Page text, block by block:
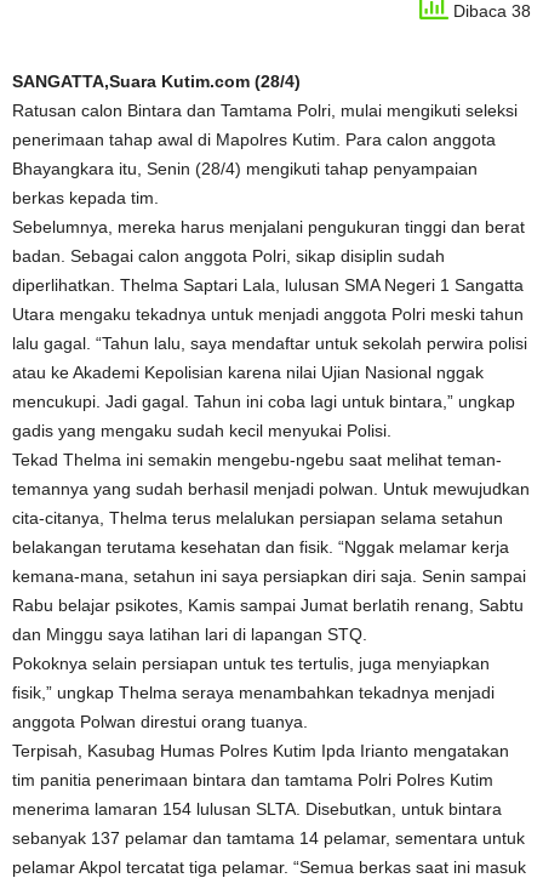
Dibaca 38
SANGATTA,Suara Kutim.com (28/4)
Ratusan calon Bintara dan Tamtama Polri, mulai mengikuti seleksi
penerimaan tahap awal di Mapolres Kutim. Para calon anggota
Bhayangkara itu, Senin (28/4) mengikuti tahap penyampaian
berkas kepada tim.
Sebelumnya, mereka harus menjalani pengukuran tinggi dan berat
badan. Sebagai calon anggota Polri, sikap disiplin sudah
diperlihatkan. Thelma Saptari Lala, lulusan SMA Negeri 1 Sangatta
Utara mengaku tekadnya untuk menjadi anggota Polri meski tahun
lalu gagal. “Tahun lalu, saya mendaftar untuk sekolah perwira polisi
atau ke Akademi Kepolisian karena nilai Ujian Nasional nggak
mencukupi. Jadi gagal. Tahun ini coba lagi untuk bintara,” ungkap
gadis yang mengaku sudah kecil menyukai Polisi.
Tekad Thelma ini semakin mengebu-ngebu saat melihat teman-
temannya yang sudah berhasil menjadi polwan. Untuk mewujudkan
cita-citanya, Thelma terus melalukan persiapan selama setahun
belakangan terutama kesehatan dan fisik. “Nggak melamar kerja
kemana-mana, setahun ini saya persiapkan diri saja. Senin sampai
Rabu belajar psikotes, Kamis sampai Jumat berlatih renang, Sabtu
dan Minggu saya latihan lari di lapangan STQ.
Pokoknya selain persiapan untuk tes tertulis, juga menyiapkan
fisik,” ungkap Thelma seraya menambahkan tekadnya menjadi
anggota Polwan direstui orang tuanya.
Terpisah, Kasubag Humas Polres Kutim Ipda Irianto mengatakan
tim panitia penerimaan bintara dan tamtama Polri Polres Kutim
menerima lamaran 154 lulusan SLTA. Disebutkan, untuk bintara
sebanyak 137 pelamar dan tamtama 14 pelamar, sementara untuk
pelamar Akpol tercatat tiga pelamar. “Semua berkas saat ini masuk